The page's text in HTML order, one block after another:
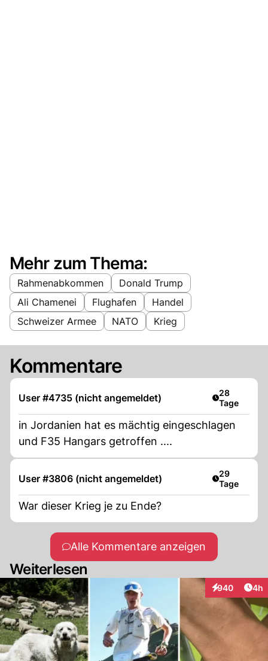
Mehr zum Thema:
Rahmenabkommen
Donald Trump
Ali Chamenei
Flughafen
Handel
Schweizer Armee
NATO Krieg
Kommentare
User #4735 (nicht angemeldet) Artikel
28
Tage
in Jordanien hat es mächtig eingeschlagen
und F35 Hangars getroffen ....
User #3806 (nicht angemeldet) Artikel
29
Tage
War dieser Krieg je zu Ende?
Alle Kommentare anzeigen
Weiterlesen
940
Interaktionen
4h